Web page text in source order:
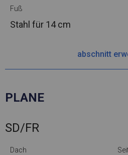
Fuß
Stahl für 14 cm
abschnitt
PLANE
SD/FR
Dach